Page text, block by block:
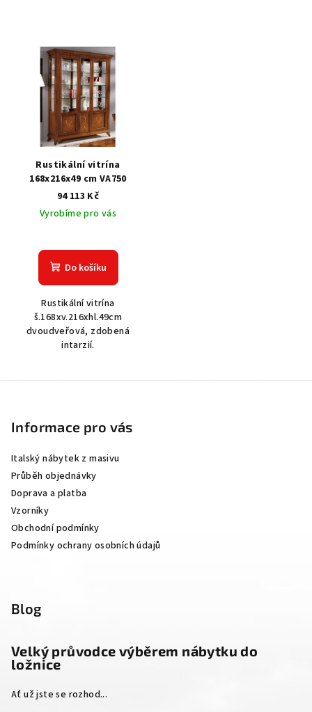
Rustikální vitrína
168x216x49 cm VA750
94 113 Kč
Vyrobíme pro vás
Do košíku
Rustikální vitrína
š.168xv.216xhl.49cm
dvoudveřová, zdobená
intarzií.
Informace pro vás
Italský nábytek z masivu
Průběh objednávky
Doprava a platba
Vzorníky
Obchodní podmínky
Podmínky ochrany osobních údajů
Blog
Velký průvodce výběrem nábytku do
ložnice
Ať už jste se rozhod...